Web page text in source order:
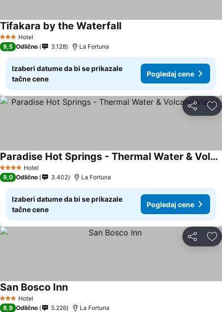
3 Zvezdice
Hotel
Tifakara by the Waterfall
9,5 Odlično 3.128 La Fortuna
Izaberi datume da bi se prikazale
tačne cene
Pogledaj cene
Deli
4 ZvezdiceHotel
Paradise Hot Springs - Thermal Water & Volcano Views
9,0 Odlično 3.402 La Fortuna
Izaberi datume da bi se prikazale
tačne cene
Pogledaj cene
Deli
3 Zvezdice
Hotel
San Bosco Inn
8,9 Odlično 5.226 La Fortuna